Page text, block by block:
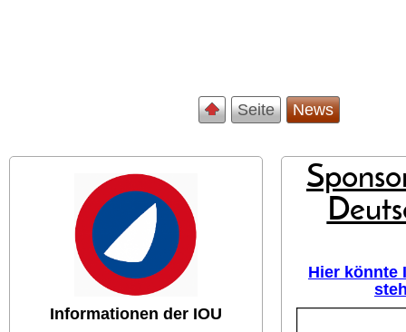
Seite News
Informationen der IOU
Hier könnte